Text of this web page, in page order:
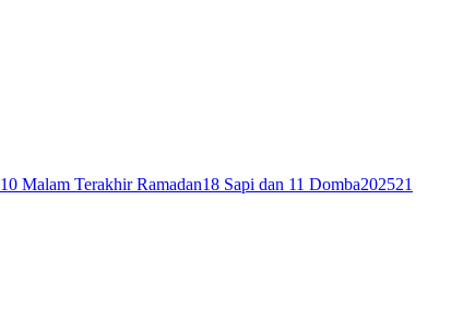
10 Malam Terakhir Ramadan18 Sapi dan 11 Domba202521